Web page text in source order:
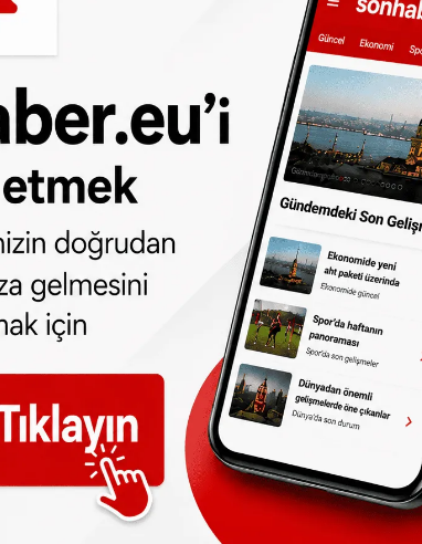
Ankara'da polis ekiplerince
adliyeye sevk edilen
çıkarılan Baluken tutuklandı.